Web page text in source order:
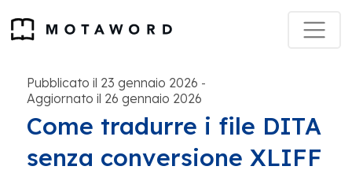
Pubblicato il 23 gennaio 2026 -
Aggiornato il 26 gennaio 2026
Come tradurre i file DITA
senza conversione XLIFF